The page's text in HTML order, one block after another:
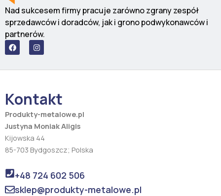
Nad sukcesem firmy pracuje zarówno zgrany zespół
sprzedawców i doradców, jak i grono podwykonawców i
partnerów.
F
a
c
b
k
I
n
s
a
a
m
Kontakt
Produkty-metalowe.pl
Justyna Moniak Aligis
Kijowska 44
85-703 Bydgoszcz; Polska
+48 724 602 506
sklep@produkty-metalowe.pl